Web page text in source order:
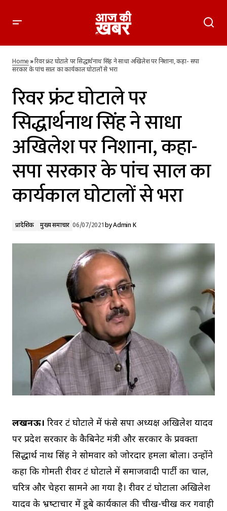
सपा सरकार के पांच साल का कार्यकाल घोटालों से भरा
Home»रिवर फ्रंट घोटाले पर सिद्धार्थनाथ सिंह ने साधा अखिलेश पर निशाना, कहा- सपा
सरकार के पांच साल का कार्यकाल घोटालों से भरा
रिवर फ्रंट घोटाले पर
सिद्धार्थनाथ सिंह ने साधा
अखिलेश पर निशाना, कहा-
सपा सरकार के पांच साल का
कार्यकाल घोटालों से भरा
प्रादेशिक मुख्य समाचार 06/07/2021byAdmin K
लखनऊ। रिवर फ्रंट घोटाले में फंसे सपा अध्‍यक्ष अखिलेश यादव
पर प्रदेश सरकार के कैबिनेट मंत्री और सरकार के प्रवक्‍ता
सिद्धार्थ नाथ सिंह ने सोमवार को जोरदार हमला बोला। उन्‍होंने
कहा कि गोमती रीवर फ्रंट घोटाले में समाजवादी पार्टी का चाल,
चरित्र और चेहरा सामने आ गया है। रीवर फ्रंट घोटाला अखिलेश
यादव के भ्रष्‍टाचार में डूबे कार्यकाल की चीख-चीख कर गवाही